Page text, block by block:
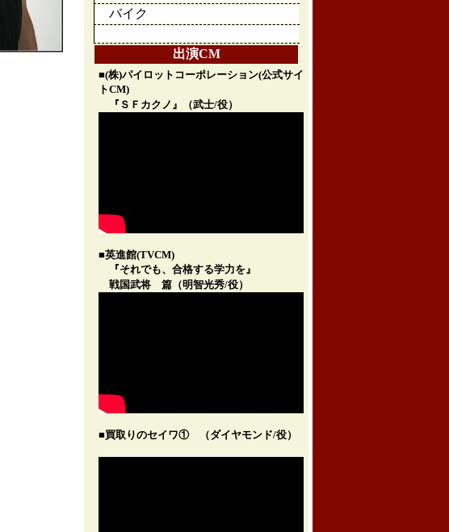
バイク
出演CM
■(株)パイロットコーポレーション(公式サイ
トCM)
『ＳＦカクノ』（武士/役）
■英進館(TVCM)
『それでも、合格する学力を』
戦国武将 篇（明智光秀/役）
■買取りのセイワ① （ダイヤモンド/役）